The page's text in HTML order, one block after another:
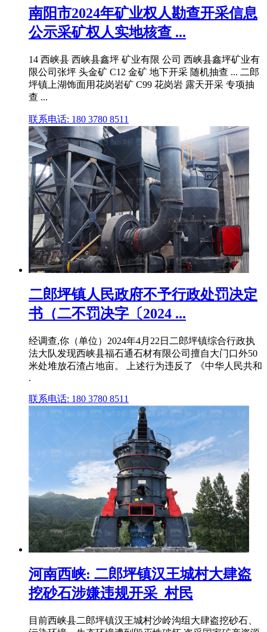
南阳市2024年矿业权人勘查开采信息
公示采矿权人实地核查 ...
14 西峡县 西峡县鑫坪 矿业有限 公司 西峡县鑫坪矿业有
限公司张坪 头金矿 C12 金矿 地下开采 随机抽查 ... 二郎
坪镇上湖饰面用花岗岩矿 C99 花岗岩 露天开采 专项抽
查 ...
联系电话: 180 3780 8511
二郎坪镇人民政府不予行政处罚决定
书（二不罚决字〔2024 ...
经调查,你（单位）2024年4月22日二郎坪镇综合行政执
法大队发现西峡县福石通石材有限公司擅自大门口外50
米处堆放石渣占地亩。 上述行为违反了 《中华人民共和
.
联系电话: 180 3780 8511
河南西峡: 二郎坪镇汉王城村大肆盗
挖砂石涉嫌违规开采_村民
目前西峡县二郎坪镇汉王城村沙岭沟组大肆盗挖砂石、